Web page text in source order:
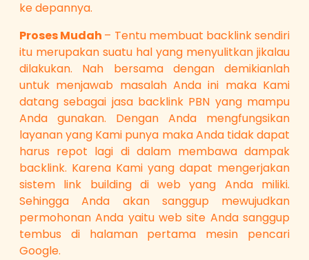
ke depannya.
Proses Mudah – Tentu membuat backlink sendiri
itu merupakan suatu hal yang menyulitkan jikalau
dilakukan. Nah bersama dengan demikianlah
untuk menjawab masalah Anda ini maka Kami
datang sebagai jasa backlink PBN yang mampu
Anda gunakan. Dengan Anda mengfungsikan
layanan yang Kami punya maka Anda tidak dapat
harus repot lagi di dalam membawa dampak
backlink. Karena Kami yang dapat mengerjakan
sistem link building di web yang Anda miliki.
Sehingga Anda akan sanggup mewujudkan
permohonan Anda yaitu web site Anda sanggup
tembus di halaman pertama mesin pencari
Google.